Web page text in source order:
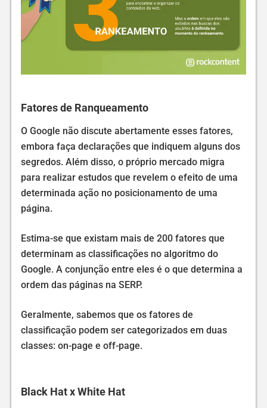
Fatores de Ranqueamento
O Google não discute abertamente esses fatores,
embora faça declarações que indiquem alguns dos
segredos. Além disso, o próprio mercado migra
para realizar estudos que revelem o efeito de uma
determinada ação no posicionamento de uma
página.
Estima-se que existam mais de 200 fatores que
determinam as classificações no algoritmo do
Google. A conjunção entre eles é o que determina a
ordem das páginas na SERP.
Geralmente, sabemos que os fatores de
classificação podem ser categorizados em duas
classes: on-page e off-page.
Black Hat x White Hat